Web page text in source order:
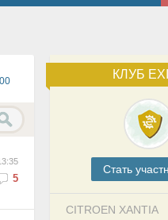
КЛУБ
Cтать
CITROEN XANTIA
5